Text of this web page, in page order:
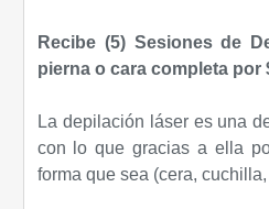
Recibe (5) Sesiones de
pierna o cara completa por
La depilación láser es una
con lo que gracias a ella
forma que sea (cera,